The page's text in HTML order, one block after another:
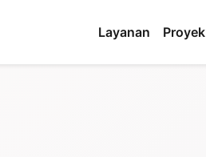
Layanan Proyek